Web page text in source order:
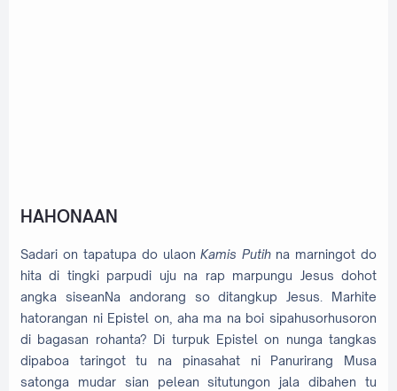
HAHONAAN
Sadari on tapatupa do ulaonKamis Putih na marningot do
hita di tingki parpudi uju na rap marpungu Jesus dohot
angka siseanNa andorang so ditangkup Jesus. Marhite
hatorangan ni Epistel on, aha ma na boi sipahusorhusoron
di bagasan rohanta? Di turpuk Epistel on nunga tangkas
dipaboa taringot tu na pinasahat ni Panurirang Musa
satonga mudar sian pelean situtungon jala dibahen tu